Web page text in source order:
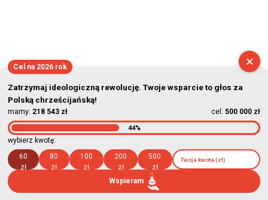
×
Cel na 2026 rok
Zatrzymaj ideologiczną rewolucję. Twoje wsparcie to głos za
Polską chrześcijańską!
mamy: 218 543 zł cel: 500 000 zł
44%
wybierz kwotę:
60
zł
80
zł
100
zł
200
zł
500
zł
Wspieram